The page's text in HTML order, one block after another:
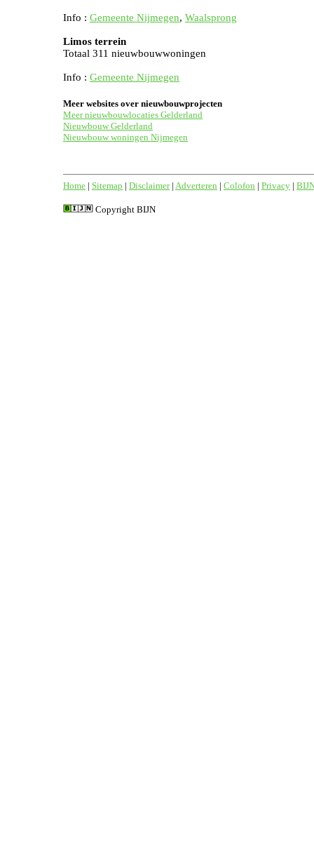
Info : Gemeente Nijmegen, Waalsprong
Limos terrein
Totaal 311 nieuwbouwwoningen
Info : Gemeente Nijmegen
Meer websites over nieuwbouwprojecten
Meer nieuwbouwlocaties Gelderland
Nieuwbouw Gelderland
Nieuwbouw woningen Nijmegen
Home | Sitemap | Disclaimer| Adverteren | Colofon | Privacy |
Copyright BIJN